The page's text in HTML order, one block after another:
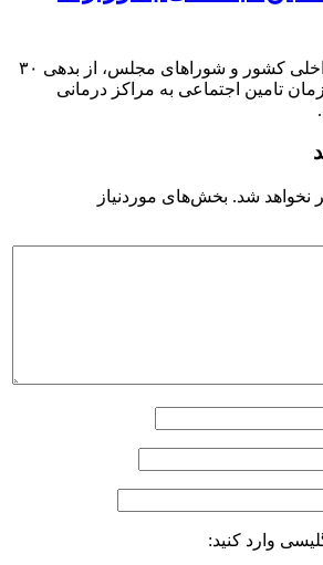
رئیس کمیسیون امور داخلی کشور و شوراهای مجلس، از بدهی ۳۰
تامین اجتماعی به مراکز درمانی
نخواهد شد. بخش‌های موردنیاز
وارد کنید: